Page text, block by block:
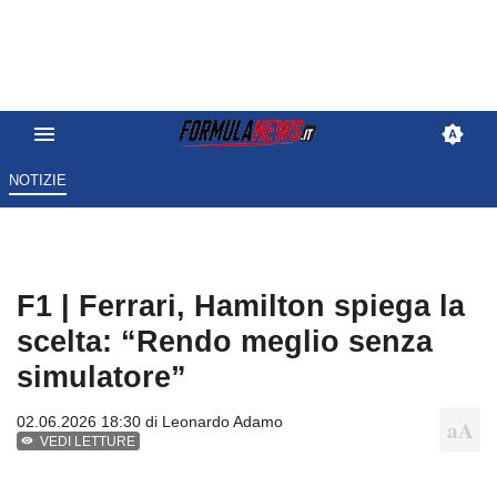
NOTIZIE
F1 | Ferrari, Hamilton spiega la
scelta: “Rendo meglio senza
simulatore”
02.06.2026 18:30 di Leonardo Adamo
VEDI LETTURE